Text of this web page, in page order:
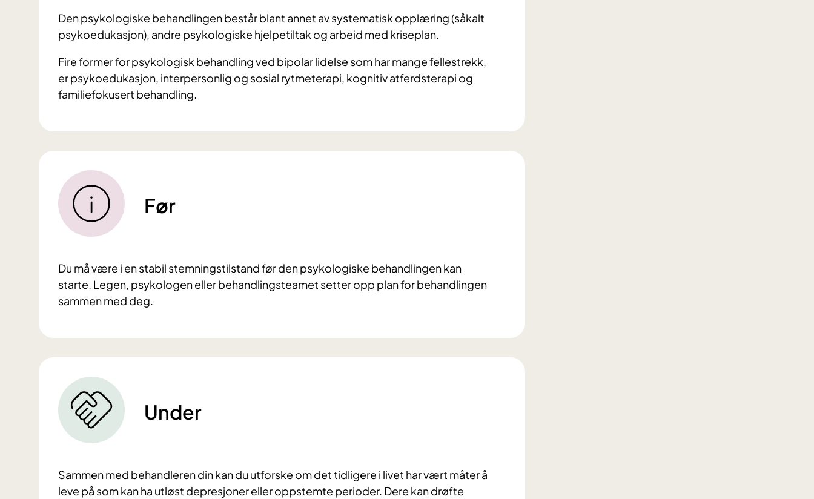
Den psykologiske behandlingen består blant annet av systematisk opplæring (såkalt
psykoedukasjon), andre psykologiske hjelpetiltak og arbeid med kriseplan.
Fire former for psykologisk behandling ved bipolar lidelse som har mange fellestrekk,
er psykoedukasjon, interpersonlig og sosial rytmeterapi, kognitiv atferdsterapi og
familiefokusert behandling.
Før
Du må være i en stabil stemningstilstand før den psykologiske behandlingen kan
starte. Legen, psykologen eller behandlingsteamet setter opp plan for behandlingen
sammen med deg.
Under
Sammen med behandleren din kan du utforske om det tidligere i livet har vært måter å
leve på som kan ha utløst depresjoner eller oppstemte perioder. Dere kan drøfte